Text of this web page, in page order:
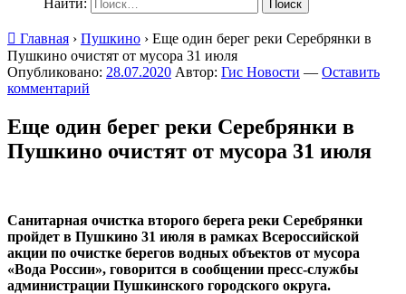
Найти:
Главная › Пушкино › Еще один берег реки Серебрянки в
Пушкино очистят от мусора 31 июля
Опубликовано: 28.07.2020 Автор: Гис Новости — Оставить
комментарий
Еще один берег реки Серебрянки в
Пушкино очистят от мусора 31 июля
Санитарная очистка второго берега реки Серебрянки
пройдет в Пушкино 31 июля в рамках Всероссийской
акции по очистке берегов водных объектов от мусора
«Вода России», говорится в сообщении пресс-службы
администрации Пушкинского городского округа.